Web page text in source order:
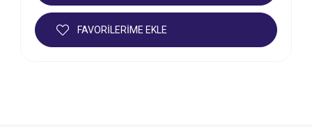
FAVORİLERİME EKLE